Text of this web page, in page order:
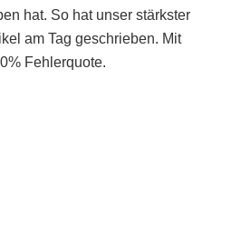
hat. So hat unser stärkster
am Tag geschrieben. Mit
Fehlerquote.